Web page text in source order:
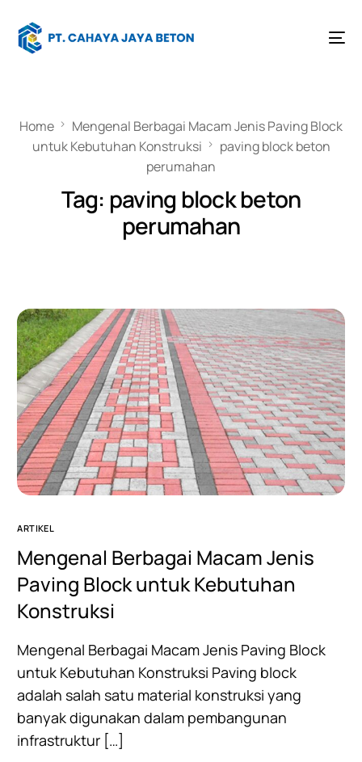
Home
Mengenal Berbagai Macam Jenis Paving Block
untuk Kebutuhan Konstruksi
paving block beton
perumahan
Tag: paving block beton
perumahan
ARTIKEL
Mengenal Berbagai Macam Jenis
Paving Block untuk Kebutuhan
Konstruksi
Mengenal Berbagai Macam Jenis Paving Block
untuk Kebutuhan Konstruksi Paving block
adalah salah satu material konstruksi yang
banyak digunakan dalam pembangunan
infrastruktur […]